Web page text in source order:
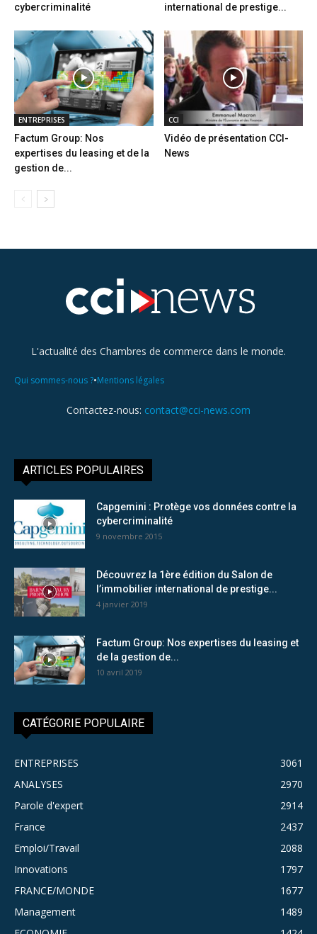
cybercriminalité
international de prestige...
ENTREPRISES
Factum Group: Nos
expertises du leasing et de la
gestion de...
CCI
Vidéo de présentation CCI-
News
L'actualité des Chambres de commerce dans le monde.
Qui sommes-nous ?•Mentions légales
Contactez-nous: contact@cci-news.com
ARTICLES POPULAIRES
Capgemini : Protège vos données contre la
cybercriminalité
9 novembre 2015
Découvrez la 1ère édition du Salon de
l’immobilier international de prestige...
4 janvier 2019
Factum Group: Nos expertises du leasing et
de la gestion de...
10 avril 2019
CATÉGORIE POPULAIRE
ENTREPRISES
3061
ANALYSES
2970
Parole d'expert
2914
France
2437
Emploi/Travail
2088
Innovations
1797
FRANCE/MONDE
1677
Management
1489